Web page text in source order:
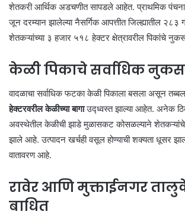
शेतकरी आर्थिक अडचणीत सापडले आहेत. प्राथमिक
जून दरम्यान झालेल्या नैसर्गिक आपत्तीत जिल्ह्यातील २८३
शेतकऱ्यांच्या ३ हजार ५१८ हेक्टर क्षेत्रावरील पिकांचे
केळी पिकाचे सर्वाधिक
वादळाचा सर्वाधिक फटका केळी पिकाला बसला असून तब्बल
हेक्टरवरील केळीच्या बागाउद्ध्वस्त झाल्या आहेत. अनेक
अवस्थेतील केळीची झाडे मुळासकट कोसळल्याने
झाले आहे. उत्पादन खर्चही वसूल होण्याची शक्यता धूसर
वातावरण आहे.
रावेर आणि मुक्ताईनगर
बाधित